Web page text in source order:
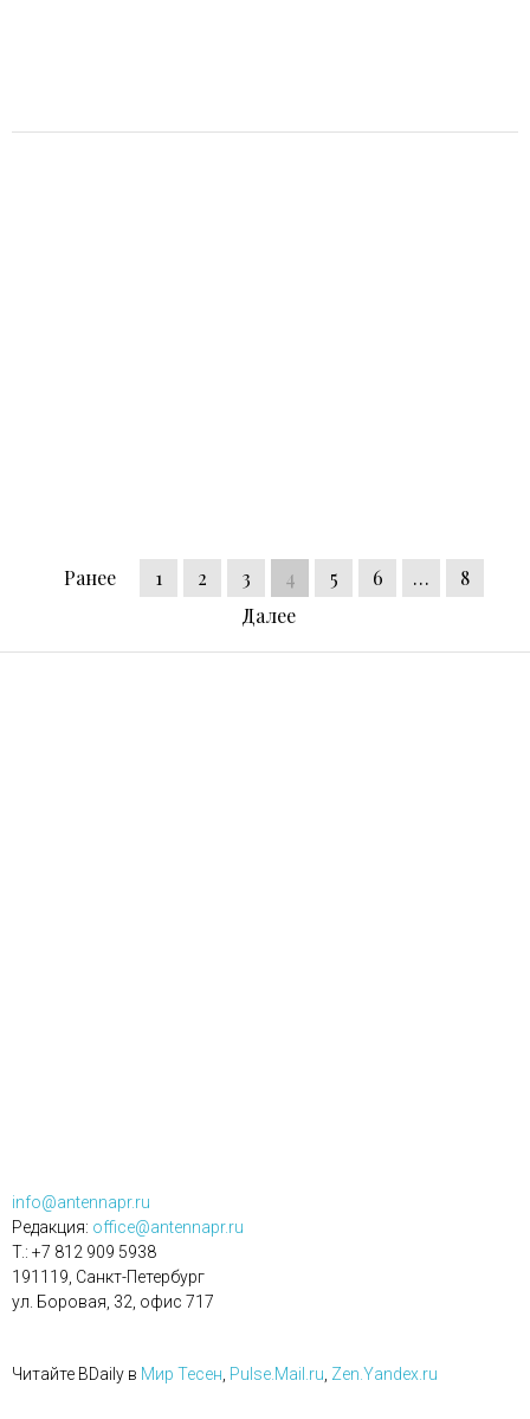
Ранее 1 2 3 4 5 6 …
8
Далее
info@antennapr.ru
Редакция: office@antennapr.ru
T.: +7 812 909 5938
191119, Санкт-Петербург
ул. Боровая, 32, офис 717
Читайте BDaily в Мир Тесен, Pulse.Mail.ru, Zen.Yandex.ru